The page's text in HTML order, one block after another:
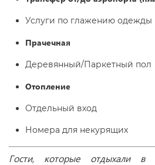
Услуги по глажению одежды
Прачечная
Деревянный/Паркетный пол
Отопление
Отдельный вход
Номера для некурящих
Гости, которые отдыхали в